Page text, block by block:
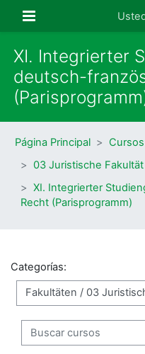
Panel lateral
XI. Integrierter
deutsch-
Página Principal Cursos
03 Juristische Fakultät
XI. Integrierter
Recht (Parisprogramm)
Categorías:
Buscar cursos